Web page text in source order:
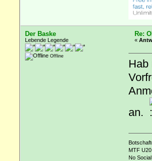
Der Baske
Lebende Legende
Offline
Re:
«
Hab
an.
MTF
No